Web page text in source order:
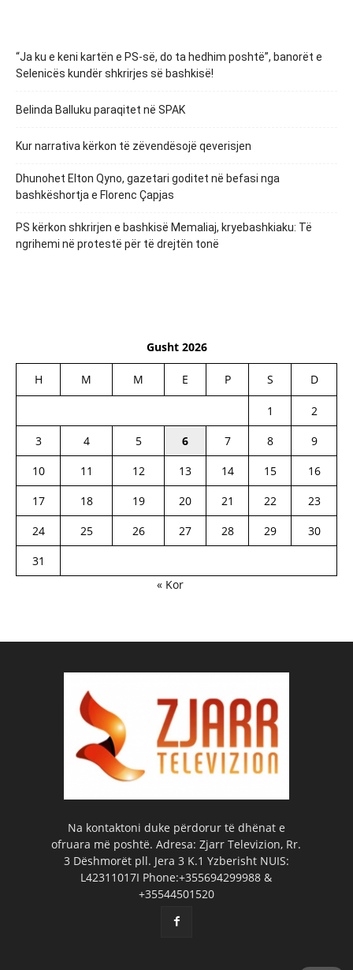
“Ja ku e keni kartën e PS-së, do ta hedhim poshtë”, banorët e
Selenicës kundër shkrirjes së bashkisë!
Belinda Balluku paraqitet në SPAK
Kur narrativa kërkon të zëvendësojë qeverisjen
Dhunohet Elton Qyno, gazetari goditet në befasi nga
bashkëshortja e Florenc Çapjas
PS kërkon shkrirjen e bashkisë Memaliaj, kryebashkiaku: Të
ngrihemi në protestë për të drejtën tonë
Gusht 2026
H M M E P S D
1
2
3
4 5 6 7 8
9
10
11 12 13 14 15
16
17
18 19 20 21 22
23
24
25 26 27 28 29
30
31
« Kor
Na kontaktoni duke përdorur të dhënat e
ofruara më poshtë. Adresa: Zjarr Televizion, Rr.
3 Dëshmorët pll. Jera 3 K.1 Yzberisht NUIS:
L42311017I Phone:+355694299988 &
+35544501520